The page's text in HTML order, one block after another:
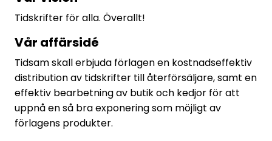
Tidskrifter för alla. Överallt!
Vår affärsidé
Tidsam skall erbjuda förlagen en kostnadseffektiv
distribution av tidskrifter till återförsäljare, samt en
effektiv bearbetning av butik och kedjor för att
uppnå en så bra exponering som möjligt av
förlagens produkter.